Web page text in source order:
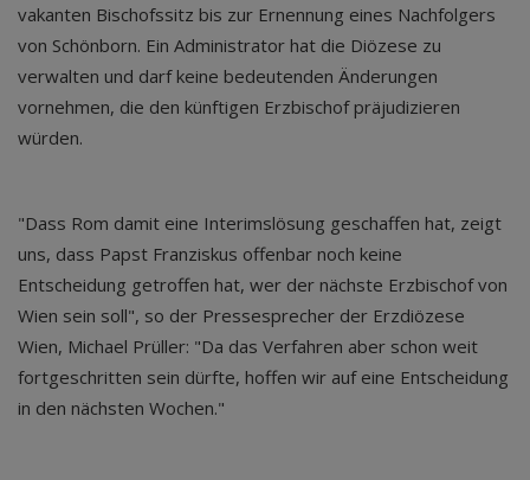
vakanten Bischofssitz bis zur Ernennung eines Nachfolgers
von Schönborn. Ein Administrator hat die Diözese zu
verwalten und darf keine bedeutenden Änderungen
vornehmen, die den künftigen Erzbischof präjudizieren
würden.
"Dass Rom damit eine Interimslösung geschaffen hat, zeigt
uns, dass Papst Franziskus offenbar noch keine
Entscheidung getroffen hat, wer der nächste Erzbischof von
Wien sein soll", so der Pressesprecher der Erzdiözese
Wien, Michael Prüller: "Da das Verfahren aber schon weit
fortgeschritten sein dürfte, hoffen wir auf eine Entscheidung
in den nächsten Wochen."